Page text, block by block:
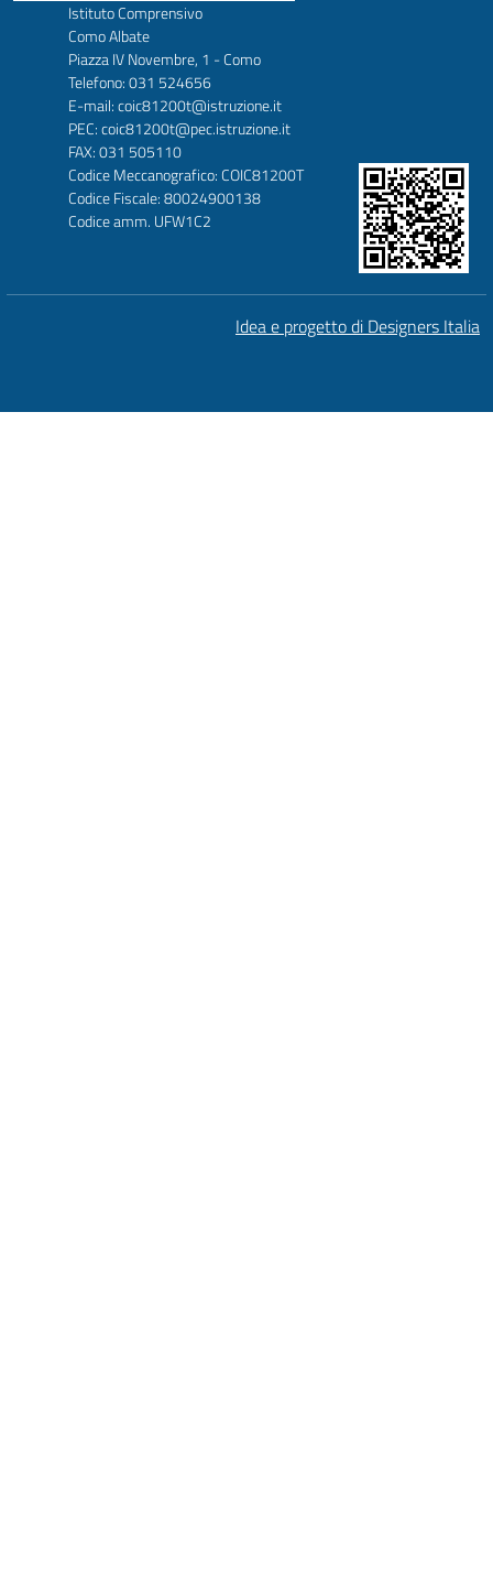
Istituto Comprensivo
Como Albate
Piazza IV Novembre, 1 - Como
Telefono: 031 524656
E-mail: coic81200t@istruzione.it
PEC: coic81200t@pec.istruzione.it
FAX: 031 505110
Codice Meccanografico: COIC81200T
Codice Fiscale: 80024900138
Codice amm. UFW1C2
Idea e progetto di Designers Italia